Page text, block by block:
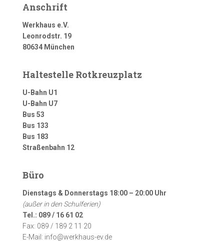
Anschrift
Werkhaus e.V.
Leonrodstr. 19
80634 München
Haltestelle Rotkreuzplatz
U-Bahn U1
U-Bahn U7
Bus 53
Bus 133
Bus 183
Straßenbahn 12
Büro
Dienstags & Donnerstags 18:00 – 20:00 Uhr
(außer in den Schulferien)
Tel.: 089 / 16 61 02
Fax: 089 / 189 2 11 20
E-Mail: info@werkhaus-ev.de